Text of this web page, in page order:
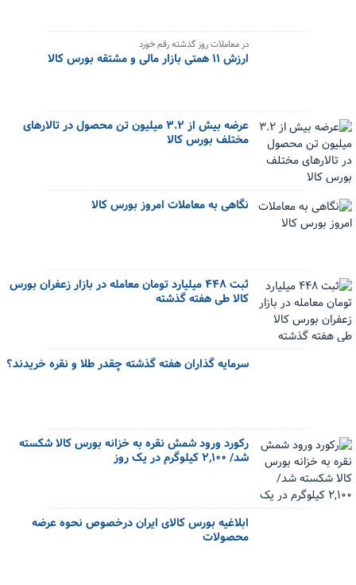
در معاملات روز گذشته رقم خورد
ارزش ۱۱ همتی بازار مالی و مشتقه بورس کالا
عرضه بیش از ۳.۲ میلیون تن محصول در تالارهای
مختلف بورس کالا
نگاهی به معاملات امروز بورس کالا
ثبت ۴۴۸ میلیارد تومان معامله در بازار زعفران بورس
کالا طی هفته گذشته
سرمایه گذاران هفته گذشته چقدر طلا و نقره خریدند؟
رکورد ورود شمش نقره به خزانه بورس کالا شکسته
شد/ ۲,۱۰۰ کیلوگرم در یک روز
ابلاغیه بورس کالای ایران درخصوص نحوه عرضه
محصولات